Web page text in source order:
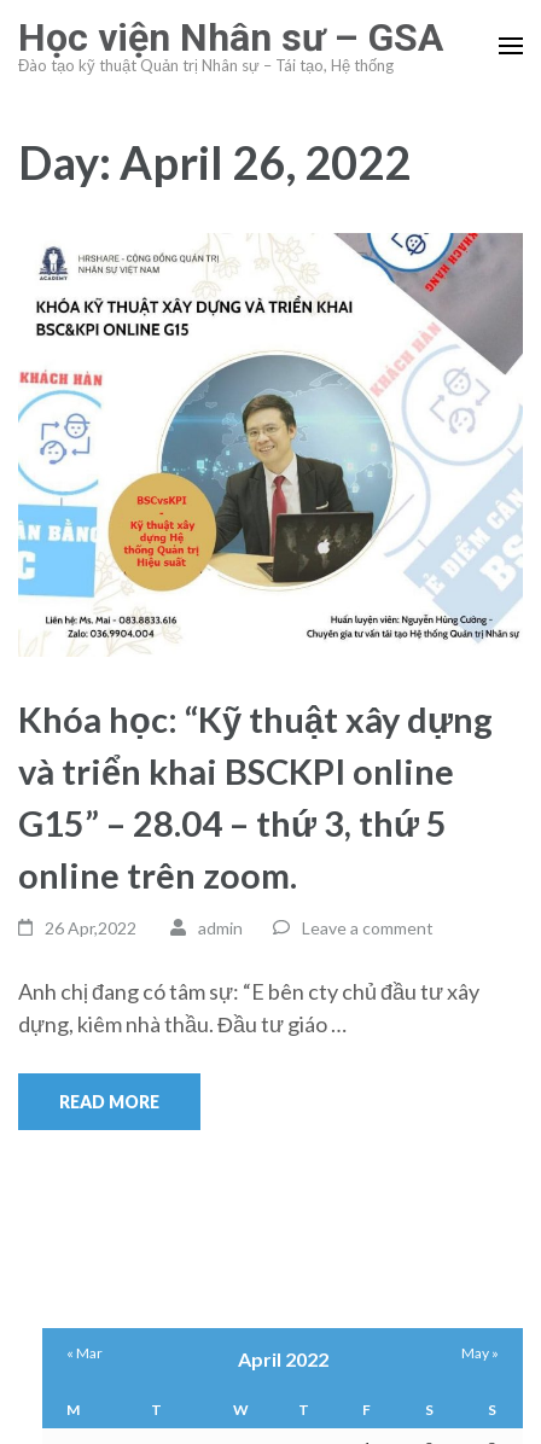
content
Enter)
Học viện Nhân sư – GSA
Đào tạo kỹ thuật Quản trị Nhân sự – Tái tạo, Hệ thống
Day: April 26, 2022
Khóa học: “Kỹ thuật xây dựng
và triển khai BSCKPI online
G15” – 28.04 – thứ 3, thứ 5
online trên zoom.
26 Apr,2022 admin Leave a comment
Anh chị đang có tâm sự: “E bên cty chủ đầu tư xây
dựng, kiêm nhà thầu. Đầu tư giáo …
READ MORE
April 2022
M T W T F S S
« Mar May »